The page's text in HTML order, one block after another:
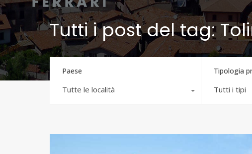
Tutti i post del tag:
Paese
Tutte le località
Tipologia
Tutti i tipi